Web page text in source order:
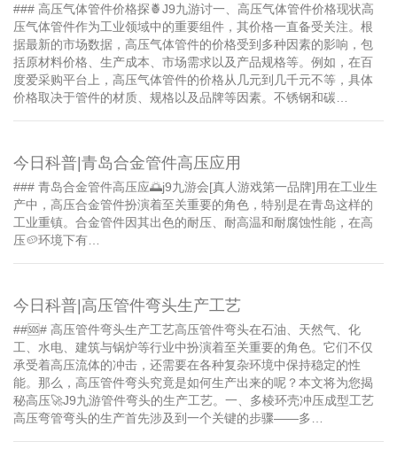
### 高压气体管件价格探🍍J9九游讨一、高压气体管件价格现状高
压气体管件作为工业领域中的重要组件，其价格一直备受关注。根
据最新的市场数据，高压气体管件的价格受到多种因素的影响，包
括原材料价格、生产成本、市场需求以及产品规格等。例如，在百
度爱采购平台上，高压气体管件的价格从几元到几千元不等，具体
价格取决于管件的材质、规格以及品牌等因素。不锈钢和碳…
今日科普|青岛合金管件高压应用
### 青岛合金管件高压应🌅j9九游会[真人游戏第一品牌]用在工业生
产中，高压合金管件扮演着至关重要的角色，特别是在青岛这样的
工业重镇。合金管件因其出色的耐压、耐高温和耐腐蚀性能，在高
压🥔环境下有…
今日科普|高压管件弯头生产工艺
##🆘# 高压管件弯头生产工艺高压管件弯头在石油、天然气、化
工、水电、建筑与锅炉等行业中扮演着至关重要的角色。它们不仅
承受着高压流体的冲击，还需要在各种复杂环境中保持稳定的性
能。那么，高压管件弯头究竟是如何生产出来的呢？本文将为您揭
秘高压🚀J9九游管件弯头的生产工艺。一、多棱环壳冲压成型工艺
高压弯管弯头的生产首先涉及到一个关键的步骤——多…